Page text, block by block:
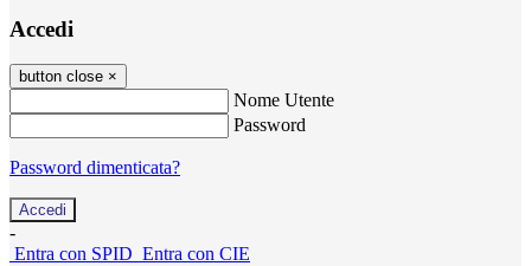
Accedi
button close ×
Nome Utente
Password
Password dimenticata?
-
Entra con SPID Entra con CIE